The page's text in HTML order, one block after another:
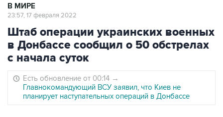
В МИРЕ
23:57, 17 февраля 2022
Штаб операции украинских военных
в Донбассе сообщил о 50 обстрелах
с начала суток
Есть обновление от 00:14 →
Главнокомандующий ВСУ заявил, что Киев не
планирует наступательных операций в Донбассе